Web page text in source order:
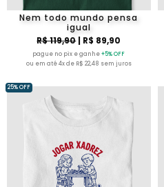
Nem todo mundo pensa
igual
R$ 119,90| R$ 89,90
pague no pix e ganhe+5% OFF
ou em até 4x de R$ 22,48 sem juros
25% OFF